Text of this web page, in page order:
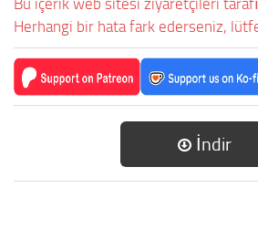
Herhangi bir hata fark ederseniz,
İndir